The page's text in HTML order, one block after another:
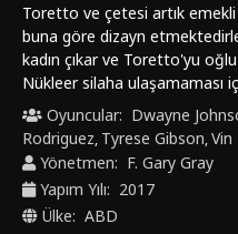
Toretto ve çetesi artık
buna göre dizayn
kadın çıkar ve Toretto'yu
Nükleer silaha ulaşamaması
kurarak buna karşı geliyor.
elinden kurtarılır. Bunu
döver ve Cipher'e karşı
serisinin 8.film yine bol
"Hızlı ve Öfkeli 8 (The Fate
Dublajlı, Türkçe Altyazılı ve
Oyuncular: Dwayne
Rodriguez, Tyrese Gibson,Vin
Yönetmen: F. Gary Gray
Yapım Yılı: 2017
Ülke: ABD